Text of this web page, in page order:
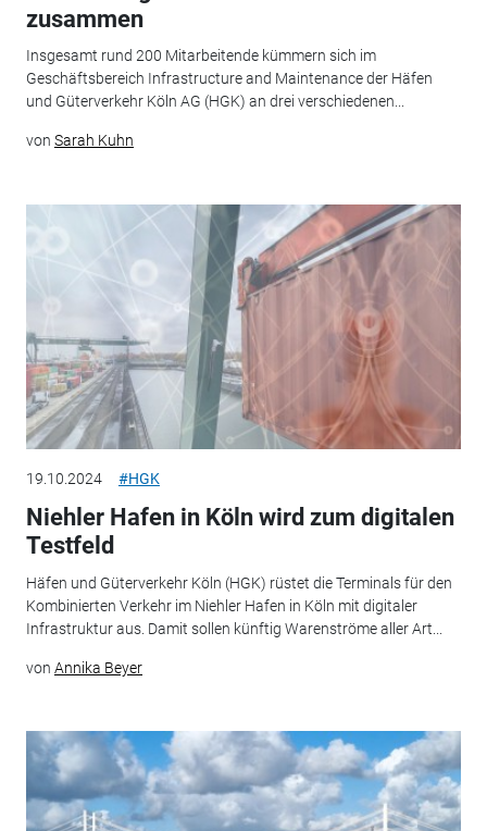
zusammen
Insgesamt rund 200 Mitarbeitende kümmern sich im
Geschäftsbereich Infrastructure and Maintenance der Häfen
und Güterverkehr Köln AG (HGK) an drei verschiedenen...
von Sarah Kuhn
19.10.2024 #HGK
Niehler Hafen in Köln wird zum digitalen
Testfeld
Häfen und Güterverkehr Köln (HGK) rüstet die Terminals für den
Kombinierten Verkehr im Niehler Hafen in Köln mit digitaler
Infrastruktur aus. Damit sollen künftig Warenströme aller Art...
von Annika Beyer